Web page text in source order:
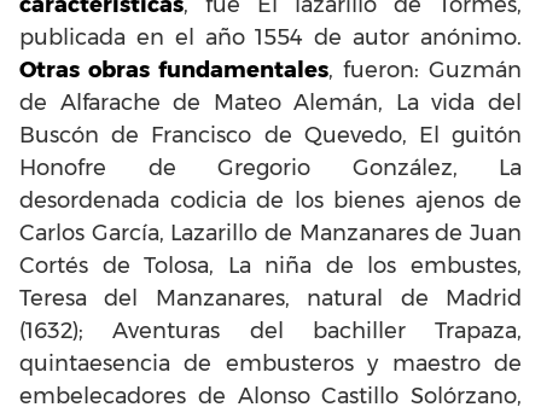
publicada en el año 1554 de autor anónimo.
Otras obras fundamentales, fueron: Guzmán
de Alfarache de Mateo Alemán, La vida del
Buscón de Francisco de Quevedo, El guitón
Honofre de Gregorio González, La
desordenada codicia de los bienes ajenos de
Carlos García, Lazarillo de Manzanares de Juan
Cortés de Tolosa, La niña de los embustes,
Teresa del Manzanares, natural de Madrid
(1632); Aventuras del bachiller Trapaza,
quintaesencia de embusteros y maestro de
embelecadores de Alonso Castillo Solórzano,